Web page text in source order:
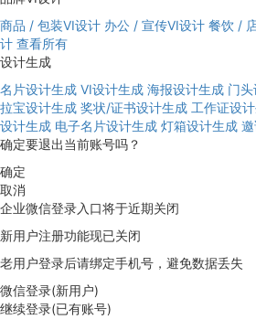
商品 / 包装VI设计 办公 / 宣传VI设计 餐饮 /
计 查看所有
设计生成
名片设计生成 VI设计生成 海报设计生成 门
拉宝设计生成 奖状/证书设计生成 工作证设
设计生成 电子名片设计生成 灯箱设计生成
确定要退出当前账号吗？
确定
取消
企业微信登录入口将于近期关闭
新用户注册功能现已关闭
老用户登录后请绑定手机号，避免数据丢失
微信登录(新用户)
继续登录(已有账号)